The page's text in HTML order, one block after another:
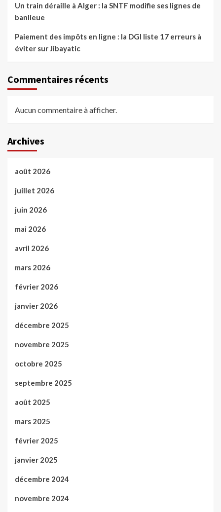
Un train déraille à Alger : la SNTF modifie ses lignes de
banlieue
Paiement des impôts en ligne : la DGI liste 17 erreurs à
éviter sur Jibayatic
Commentaires récents
Aucun commentaire à afficher.
Archives
août 2026
juillet 2026
juin 2026
mai 2026
avril 2026
mars 2026
février 2026
janvier 2026
décembre 2025
novembre 2025
octobre 2025
septembre 2025
août 2025
mars 2025
février 2025
janvier 2025
décembre 2024
novembre 2024